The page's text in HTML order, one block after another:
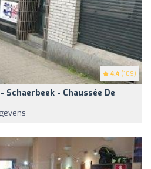
4.4 (109)
- Chaussée De